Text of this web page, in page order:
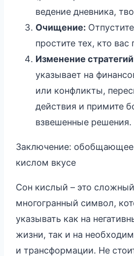
ведение дневника,
Очищение:
простите тех, кто
Изменение
указывает на
или конфликты,
действия и примите
взвешенные решения.
Заключение: обобщающее
кислом вкусе
Сон кислый – это
многогранный символ,
указывать как на
жизни, так и на
и трансформации. Не